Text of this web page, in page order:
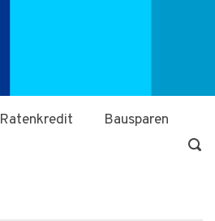
Ratenkredit Bausparen